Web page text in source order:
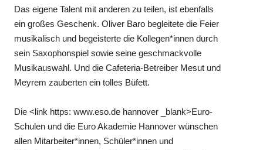
Das eigene Talent mit anderen zu teilen, ist ebenfalls
ein großes Geschenk. Oliver Baro begleitete die Feier
musikalisch und begeisterte die Kollegen*innen durch
sein Saxophonspiel sowie seine geschmackvolle
Musikauswahl. Und die Cafeteria-Betreiber Mesut und
Meyrem zauberten ein tolles Büfett.
Die <link https: www.eso.de hannover _blank>Euro-
Schulen und die Euro Akademie Hannover wünschen
allen Mitarbeiter*innen, Schüler*innen und